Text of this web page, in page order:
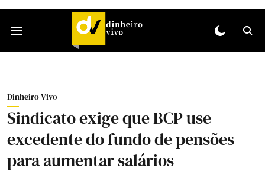
Dinheiro Vivo
Sindicato exige que BCP use
excedente do fundo de pensões
para aumentar salários